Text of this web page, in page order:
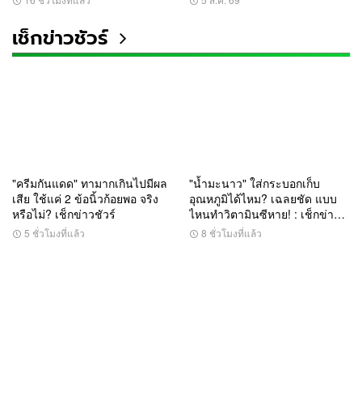
เช็กข่าวชัวร์
"ครีมกันแดด" ทามากเกินไปมีผล
เสีย ใช้แค่ 2 ข้อนิ้วก้อยพอ จริง
หรือไม่? เช็กข่าวชัวร์
5 ชั่วโมงที่แล้ว
"น้ำมะนาว" ใส่กระบอกเก็บ
อุณหภูมิได้ไหม? เฉลยชัด แบบ
ไหนทำวิตามินซีหาย! : เช็กข่าว
ชัวร์8 ชั่วโมงที่แล้ว